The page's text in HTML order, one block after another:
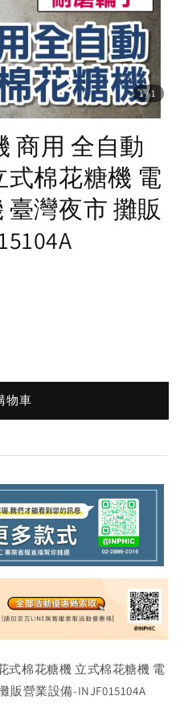
1/1
商用 全自動
棉花糖機 電
灣夜市 攤販
物車
式棉花糖機 立式棉花糖機 電
販營業設備-INJF015104A